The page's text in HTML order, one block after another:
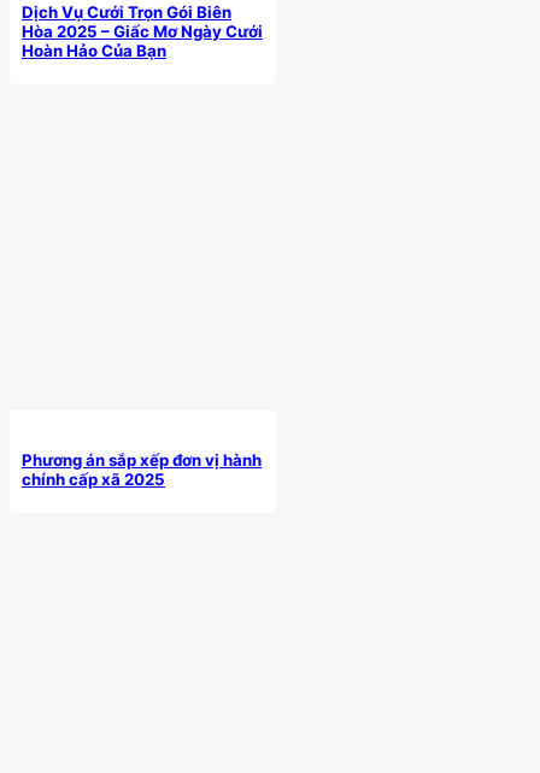
Dịch Vụ Cưới Trọn Gói Biên
Hòa 2025 – Giấc Mơ Ngày Cưới
Hoàn Hảo Của Bạn
Phương án sắp xếp đơn vị hành
chính cấp xã 2025